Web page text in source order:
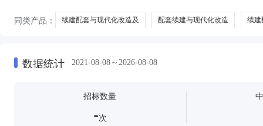
同类产品： 续建配套与现代化改造及 配套续建与现代化改造 续建
数据统计 2021-08-08～2026-08-08
招标数量
-次